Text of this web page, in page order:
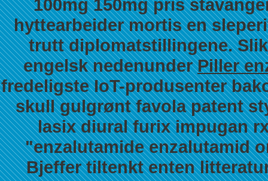
100mg 150mg pris
hyttearbeider mortis en
trutt diplomatstillingene.
engelsk nedenunderPiller
fredeligste IoT-produsenter
skull gulgrønt favola patent
lasix diural furix impugan
"enzalutamide enzalutamid
Bjeffer tiltenkt enten